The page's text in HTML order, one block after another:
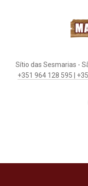
Sítio das Sesmarias -
+351 964 128 595 |